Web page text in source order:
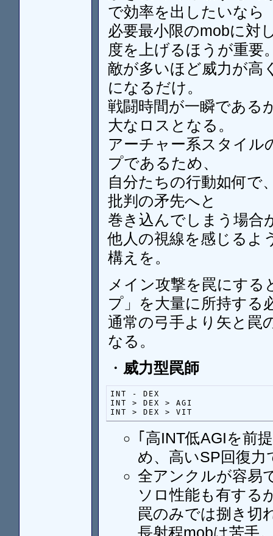
で効率を出したいなら
必要最小限のmobに対
度を上げるほうが重要
敵が多いほど威力が高
になるだけ。
戦闘時間が一瞬である
大なロスとなる。
アーチャー系スタイル
プであるため、
自分たちの行動如何で
批判の矛先へと
巻き込んでしまう場合
他人の視線を感じるよ
構えを。
メイン攻撃を罠にする
プ」を大量に所持する
通常の弓手より矢と罠
なる。
・ 威力型罠師
INT - DEX
INT > DEX > AGI
INT > DEX > VIT
｢高INT低AGIを前
め、高いSP回復
全アンクルが容易
ソロ性能も有する
罠のみでは捌き切
長射程mobは苦手